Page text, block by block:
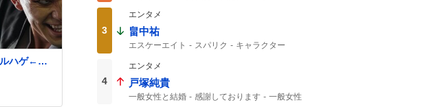
3
エンタメ
畠中祐
エスケーエイト スパリク
キャラクター
4
エンタメ
戸塚純貴
一般女性と結婚 感謝しております
一般女性